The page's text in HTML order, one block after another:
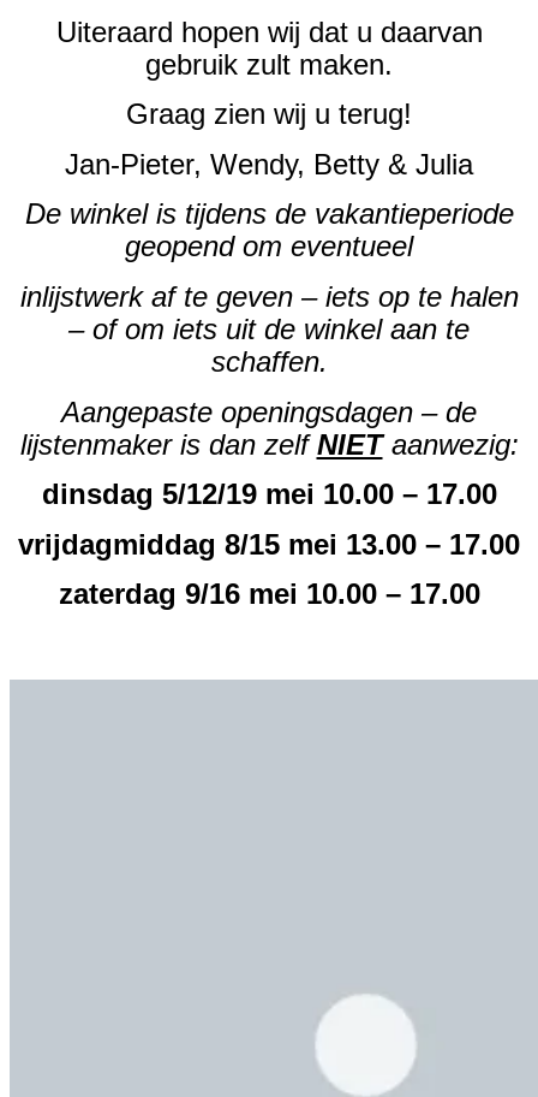
Uiteraard hopen wij dat u daarvan
gebruik zult maken.
Graag zien wij u terug!
Jan-Pieter, Wendy, Betty & Julia
De winkel is tijdens de vakantieperiode
geopend om eventueel
inlijstwerk af te geven – iets op te halen
– of om iets uit de winkel aan te
schaffen.
Aangepaste openingsdagen – de
lijstenmaker is dan zelfNIETaanwezig:
dinsdag 5/12/19 mei 10.00 – 17.00
vrijdagmiddag 8/15 mei 13.00 – 17.00
zaterdag 9/16 mei 10.00 – 17.00